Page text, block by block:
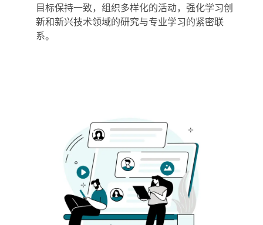
目标保持一致，组织多样化的活动，强化学习创
新和新兴技术领域的研究与专业学习的紧密联
系。